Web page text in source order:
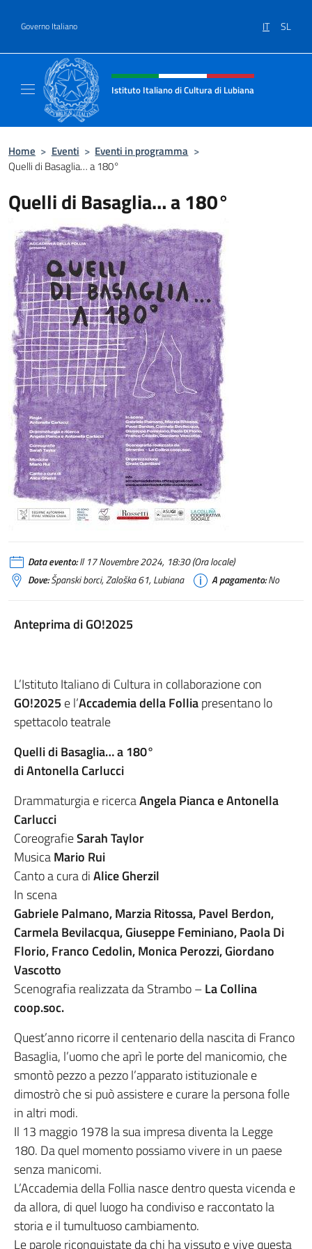
Governo Italiano IT SL
Intestazione sito, social e menù
Istituto Italiano di Cultura di Lubiana
Home > Eventi > Eventi in programma >
Quelli di Basaglia… a 180°
Quelli di Basaglia… a 180°
Data evento:Il 17 Novembre 2024, 18:30 (Ora locale)
Dove:Španski borci, Zaloška 61, Lubiana A pagamento:No
Anteprima di GO!2025
L’Istituto Italiano di Cultura in collaborazione con
GO!2025 e l’Accademia della Folliapresentano lo
spettacolo teatrale
Quelli di Basaglia… a 180°
di Antonella Carlucci
Drammaturgia e ricercaAngela Pianca e Antonella
Carlucci
CoreografieSarah Taylor
MusicaMario Rui
Canto a cura diAlice Gherzil
In scena
Gabriele Palmano, Marzia Ritossa, Pavel Berdon,
Carmela Bevilacqua, Giuseppe Feminiano, Paola Di
Florio,Franco Cedolin, Monica Perozzi, Giordano
Vascotto
Scenografia realizzata da Strambo –La Collina
coop.soc.
Quest’anno ricorre il centenario della nascita di Franco
Basaglia, l’uomo che aprì le porte del manicomio, che
smontò pezzo a pezzo l’apparato istituzionale e
dimostrò che si può assistere e curare la persona folle
in altri modi.
Il 13 maggio 1978 la sua impresa diventa la Legge
180. Da quel momento possiamo vivere in un paese
senza manicomi.
L’Accademia della Follia nasce dentro questa vicenda e
da allora, di quel luogo ha condiviso e raccontato la
storia e il tumultuoso cambiamento.
Le parole riconquistate da chi ha vissuto e vive questa